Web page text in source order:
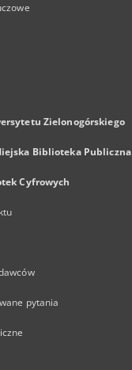
Zielonogórskiego
Biblioteka Publiczna
Cyfrowych
pytania